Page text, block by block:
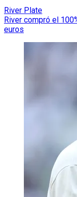
River Plate
River compró el
euros